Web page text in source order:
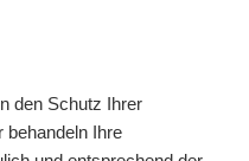
den Schutz Ihrer
behandeln Ihre